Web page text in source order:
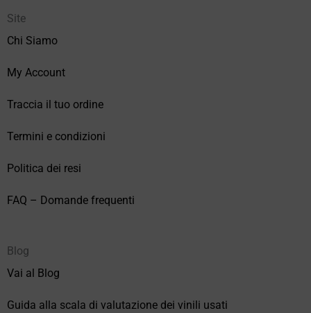
Site
Chi Siamo
My Account
Traccia il tuo ordine
Termini e condizioni
Politica dei resi
FAQ – Domande frequenti
Blog
Vai al Blog
Guida alla scala di valutazione dei vinili usati